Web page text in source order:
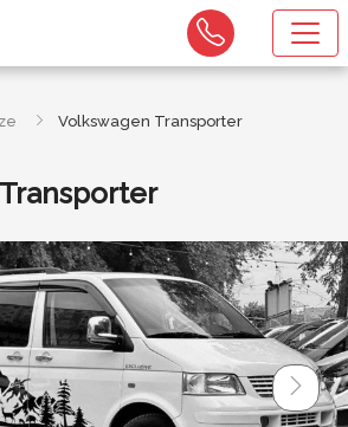
Volkswagen Transporter